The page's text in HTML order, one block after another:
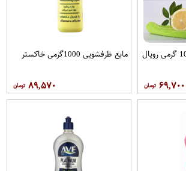
۶۹,۷۰۰
مایع ظرفشویی 1000گرمی خاکستر
۸۹,۵۷۰